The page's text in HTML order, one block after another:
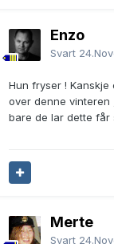
Enzo
Svart
Hun fryser !
over denne vinteren
bare de lar dette får
Merte
Svart